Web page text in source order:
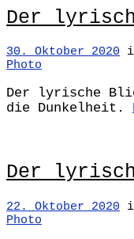
Der
30. Oktober 2020
Photo
Der lyrische
die Dunkelheit.
Der
22. Oktober 2020
Photo